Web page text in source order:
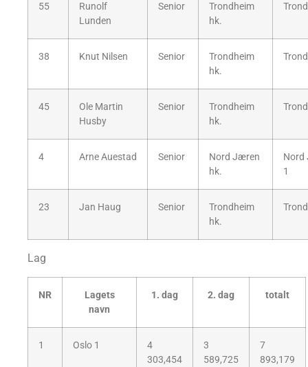
55
Runolf
Lunden
Senior
Trondheim
hk.
38 Knut Nilsen Senior
Trondheim
hk.
45
Ole Martin
Husby
Senior
Trondheim
hk.
4 Arne Auestad Senior
Nord Jæren
hk.
1
23 Jan Haug Senior
Trondheim
hk.
Lag
NR
Lagets
navn
1. dag 2. dag totalt
1 Oslo 1
4
303,454
3
589,725
7
893,179